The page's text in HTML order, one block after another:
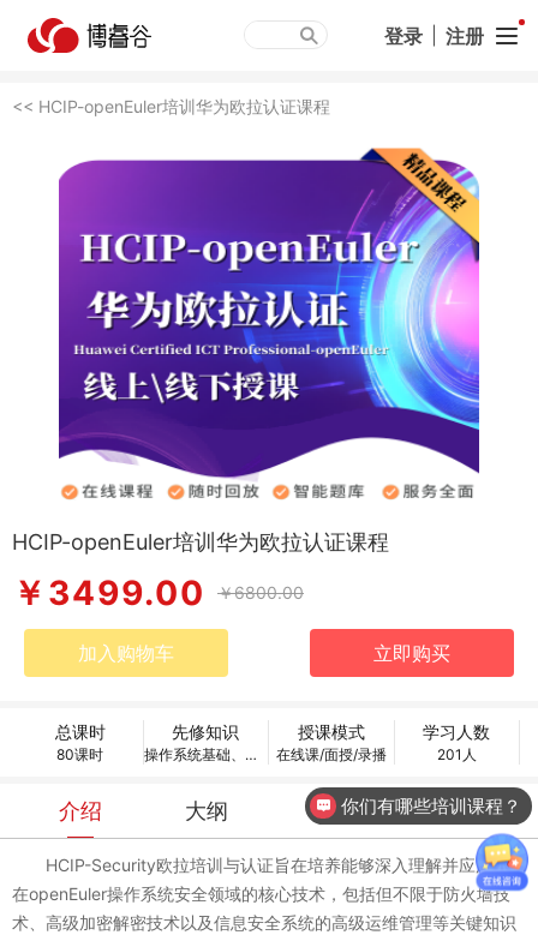
登录 注册
<< HCIP-openEuler培训华为欧拉认证课程
HCIP-openEuler培训华为欧拉认证课程
￥3499.00 ￥6800.00
加入购物车 立即购买
总课时
80课时
先修知识
操作系统基础、文本编辑器使用、软件安装与管理、存储空间管理
授课模式
在线课/面授/录播
学习人数
201人
介绍 大纲 讲师 推荐
HCIP-Security欧拉培训与认证旨在培养能够深入理解并应用华为
在openEuler操作系统安全领域的核心技术，包括但不限于防火墙技
术、高级加密解密技术以及信息安全系统的高级运维管理等关键知识
你们有哪些培训课程？